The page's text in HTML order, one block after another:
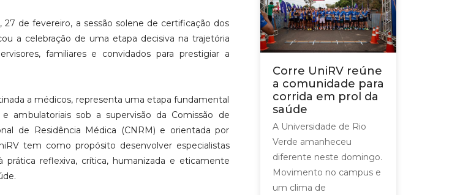
de fevereiro, a sessão solene de certificação dos
a celebração de uma etapa decisiva na trajetória
familiares e convidados para prestigiar a
a médicos, representa uma etapa fundamental
ambulatoriais sob a supervisão da Comissão de
de Residência Médica (CNRM) e orientada por
tem como propósito desenvolver especialistas
reflexiva, crítica, humanizada e eticamente
Corre UniRV reúne
a comunidade para
corrida em prol da
saúde
A Universidade de Rio
Verde amanheceu
diferente neste domingo.
Movimento no campus e
um clima de